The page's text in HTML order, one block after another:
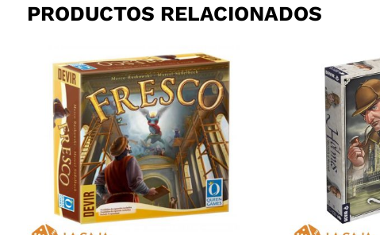
PRODUCTOS RELACIONADOS